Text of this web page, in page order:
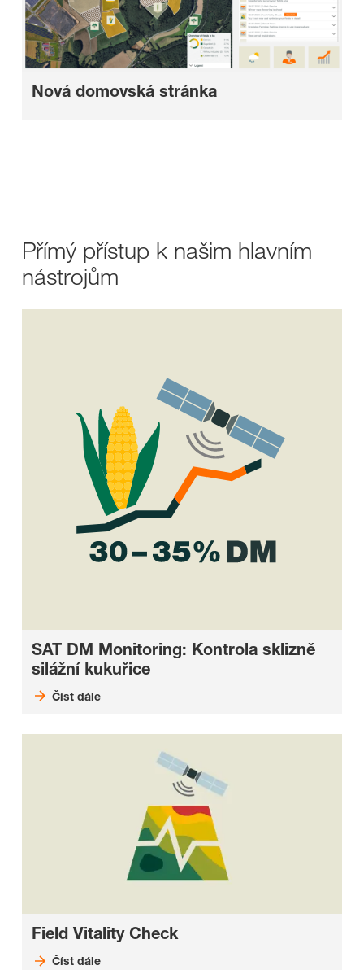
Nová domovská stránka
Přímý přístup k našim hlavním
nástrojům
SAT DM Monitoring: Kontrola sklizně
silážní kukuřice
Číst dále
Field Vitality Check
Číst dále